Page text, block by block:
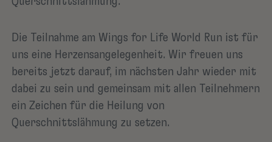
Die Teilnahme am Wings for Life World Run ist für
uns eine Herzensangelegenheit. Wir freuen uns
bereits jetzt darauf, im nächsten Jahr wieder mit
dabei zu sein und gemeinsam mit allen Teilnehmern
ein Zeichen für die Heilung von
Querschnittslähmung zu setzen.